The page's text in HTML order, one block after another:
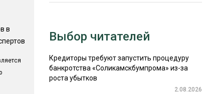
в
Выбор читателей
Кредиторы требуют запустить процедуру
банкротства «Соликамскбумпрома» из-за
роста убытков
2.08.2026